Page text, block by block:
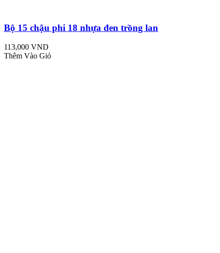
Bộ 15 chậu phi 18 nhựa đen trồng lan
113,000 VND
Thêm Vào Giỏ